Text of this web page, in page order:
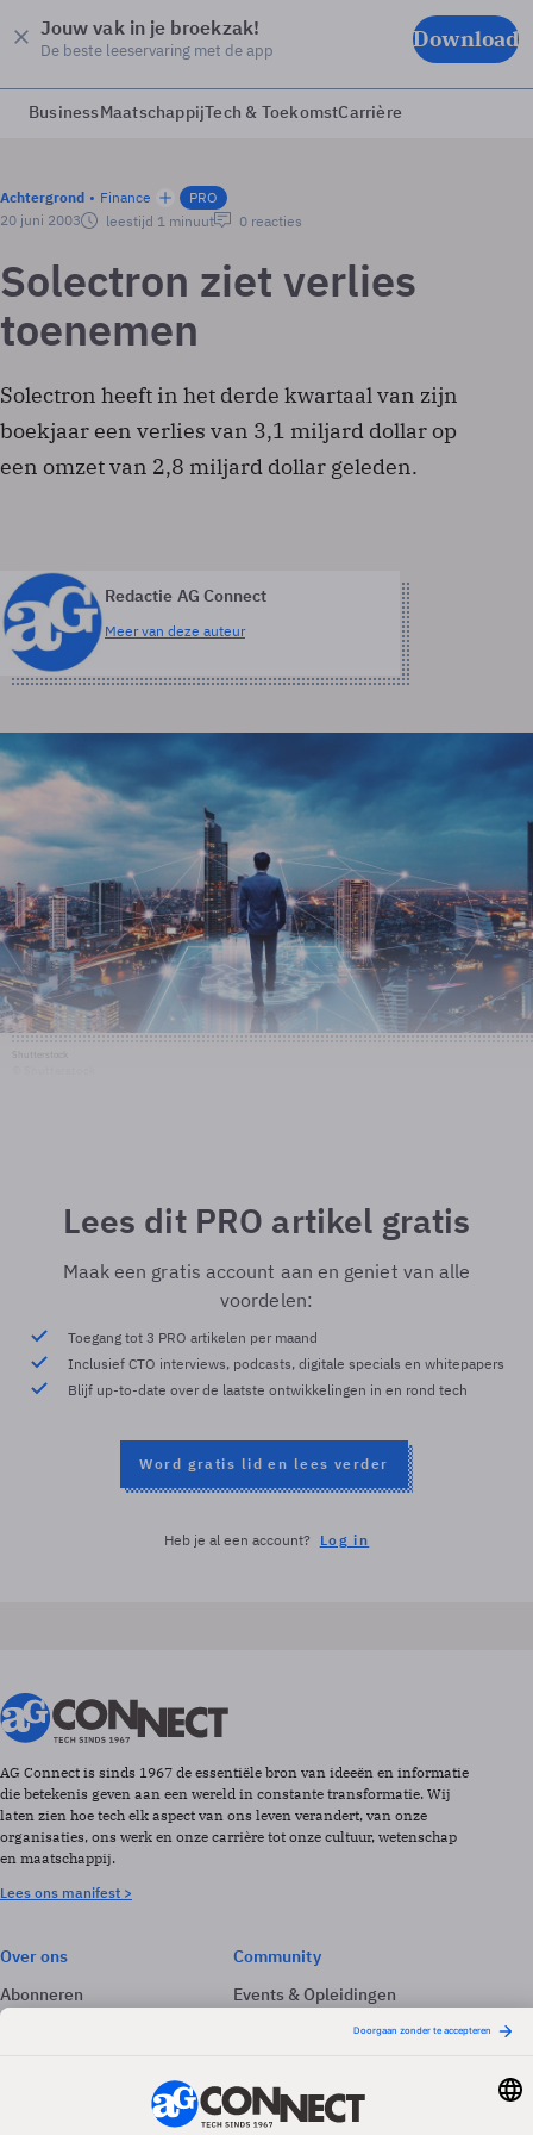
Jouw vak in je broekzak!
De beste leeservaring met de app Download
BusinessMaatschappijTech & ToekomstCarrière
Achtergrond Finance
PRO
20 juni 2003
leestijd 1 minuut 0 reacties
Solectron ziet verlies
toenemen
Solectron heeft in het derde kwartaal van zijn
boekjaar een verlies van 3,1 miljard dollar op
een omzet van 2,8 miljard dollar geleden.
Redactie AG Connect
Meer van deze auteur
Lees dit PRO artikel gratis
Maak een gratis account aan en geniet van alle
voordelen:
Toegang tot 3 PRO artikelen per maand
Inclusief CTO interviews, podcasts, digitale specials en whitepapers
Blijf up-to-date over de laatste ontwikkelingen in en rond tech
Word gratis lid en lees verder
Heb je al een account? Log in
AG Connect is sinds 1967 de essentiële bron van ideeën en informatie
die betekenis geven aan een wereld in constante transformatie. Wij
laten zien hoe tech elk aspect van ons leven verandert, van onze
organisaties, ons werk en onze carrière tot onze cultuur, wetenschap
en maatschappij.
Lees ons manifest >
Over ons
Abonneren
Adverteren
Community
Events & Opleidingen